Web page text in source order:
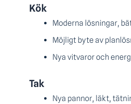
Kök
Moderna lösningar,
Möjligt byte av
Nya vitvaror och
Tak
Nya pannor, läkt,